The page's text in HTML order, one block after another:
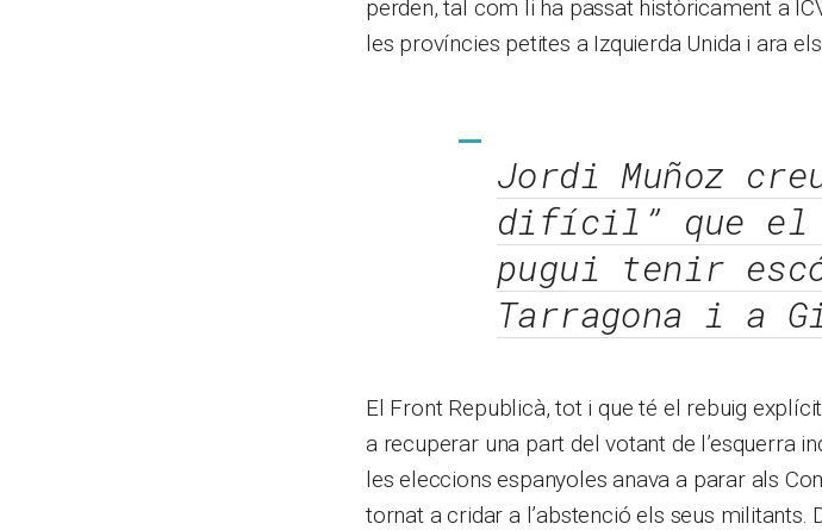
perden, tal com li ha passat històricament a
les províncies petites a Izquierda Unida i ara
Jordi Muñoz
difícil” que el
pugui tenir
Tarragona i a
El Front Republicà, tot i que té el rebuig
a recuperar una part del votant de l’esquerra
les eleccions espanyoles anava a parar als
tornat a cridar a l’abstenció els seus militants.